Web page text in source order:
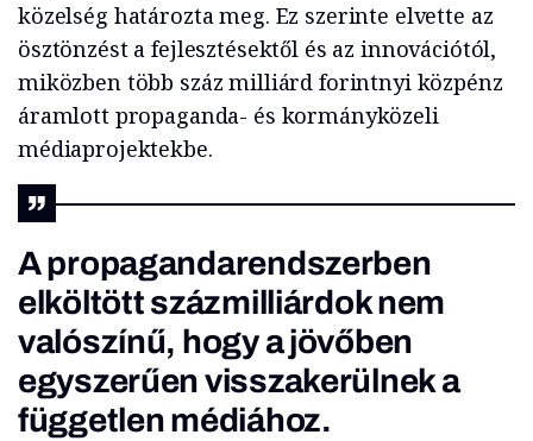
közelség határozta meg. Ez szerinte elvette az
ösztönzést a fejlesztésektől és az innovációtól,
miközben több száz milliárd forintnyi közpénz
áramlott propaganda- és kormányközeli
médiaprojektekbe.
A propagandarendszerben
elköltött százmilliárdok nem
valószínű, hogy a jövőben
egyszerűen visszakerülnek a
független médiához.